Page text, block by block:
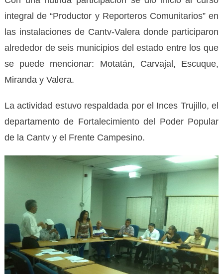
integral de “Productor y Reporteros Comunitarios” en
las instalaciones de Cantv-Valera donde participaron
alrededor de seis municipios del estado entre los que
se puede mencionar: Motatán, Carvajal, Escuque,
Miranda y Valera.
La actividad estuvo respaldada por el Inces Trujillo, el
departamento de Fortalecimiento del Poder Popular
de la Cantv y el Frente Campesino.